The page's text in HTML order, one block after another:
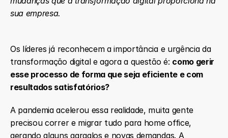
sua empresa.
Os líderes já reconhecem a importância e urgência da
transformação digital e agora a questão é: como gerir
esse processo de forma que seja eficiente e com
resultados satisfatórios?
A pandemia acelerou essa realidade, muita gente
precisou correr e migrar tudo para home office,
gerando alguns gargalos e novas demandas. A